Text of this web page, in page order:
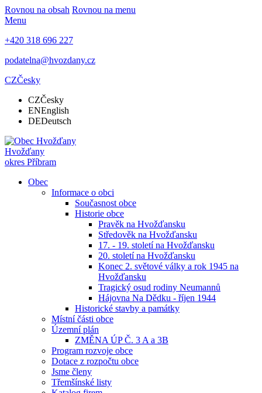
Rovnou na obsah Rovnou na menu
Menu
+420 318 696 227
podatelna@hvozdany.cz
CZČesky
CZČesky
ENEnglish
DEDeutsch
Hvožďany
okres Příbram
Obec
Informace o obci
Současnost obce
Historie obce
Pravěk na Hvožďansku
Středověk na Hvožďansku
17. - 19. století na Hvožďansku
20. století na Hvožďansku
Konec 2. světové války a rok 1945 na
Hvožďansku
Tragický osud rodiny Neumannů
Hájovna Na Dědku - říjen 1944
Historické stavby a památky
Místní části obce
Územní plán
ZMĚNA ÚP Č. 3 A a 3B
Program rozvoje obce
Dotace z rozpočtu obce
Jsme členy
Třemšínské listy